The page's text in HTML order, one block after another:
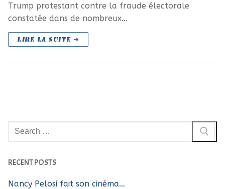
Trump protestant contre la fraude électorale
constatée dans de nombreux…
LIRE LA SUITE ➜
Rechercher
:
RECENT POSTS
Nancy Pelosi fait son cinéma…